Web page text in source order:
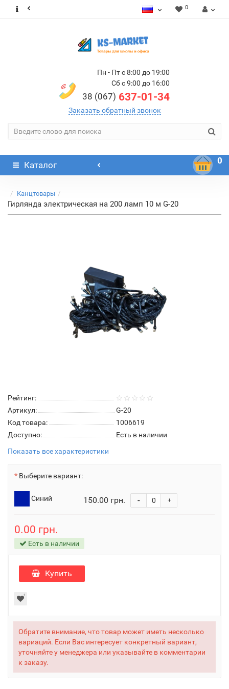
0
Пн - Пт с 8:00 до 19:00
Сб с 9:00 до 16:00
38 (067) 637-01-34
Заказать обратный звонок
Каталог 0
Канцтовары
Гирлянда электрическая на 200 ламп 10 м G-20
Рейтинг:
Артикул:
G-20
Код товара:
1006619
Доступно:
Есть в наличии
Показать все характеристики
Выберите вариант:
Синий 150.00 грн. +
-
0.00 грн.
Есть в наличии
Купить
Обратите внимание, что товар может иметь несколько
вариаций. Если Вас интересует конкретный вариант,
уточняйте у менеджера или указывайте в комментарии
к заказу.